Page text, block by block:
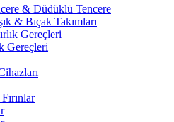
& Düdüklü Tencere
& Bıçak Takımları
Gereçleri
Gereçleri